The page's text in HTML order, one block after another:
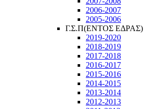
2006-2007
2005-2006
Γ.Σ.Π(ΕΝΤΟΣ ΕΔΡΑΣ)
2019-2020
2018-2019
2017-2018
2016-2017
2015-2016
2014-2015
2013-2014
2012-2013